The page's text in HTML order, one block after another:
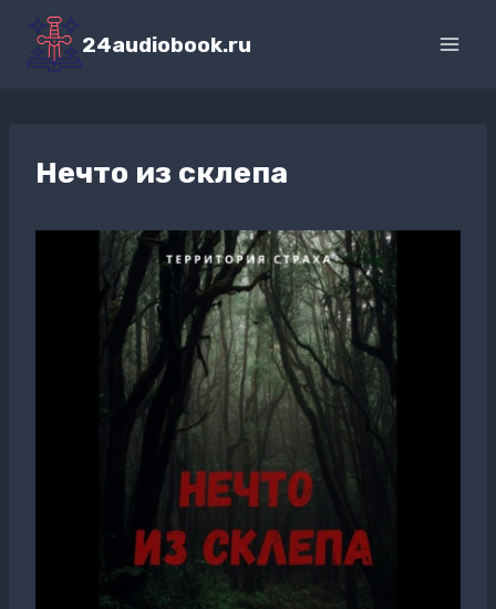
Перейти
содержимому
24audiobook.ru
Нечто из склепа